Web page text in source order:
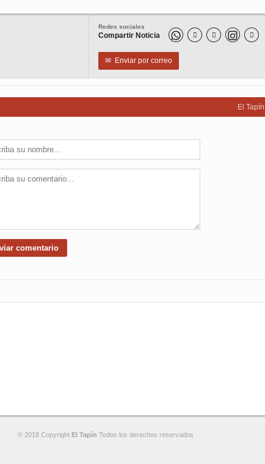
Redes sociales
Compartir Noticia   
✉ Enviar por correo
El Tapín
© 2018 Copyright El Tapín Todos los derechos reservados